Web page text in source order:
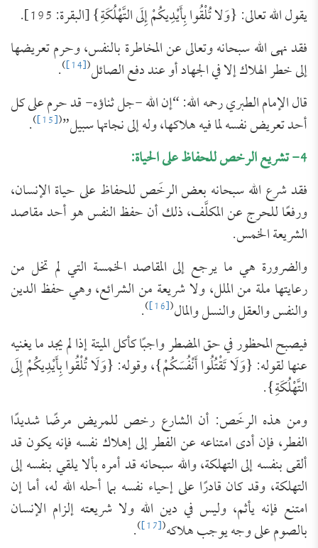
يقول الله تعالى: {وَلا تُلْقُوا بِأَيْدِيكُمْ إِلَى التَّهْلُكَةِ} [البقرة: 195].
فقد نهى الله سبحانه وتعالى عن المخاطرة بالنفس، وحرم تعريضها
إلى خطر الهلاك إلا في الجهاد أو عند دفع الصائل(
[14]
)
.
قال الإمام الطبري رحمه الله: “إن الله -جل ثناؤه- قد حرم على كل
أحد تعريض نفسه لما فيه هلاكها، وله إلى نجاتها سبيل”(
[15]
)
.
4- تشريع الرخص للحفاظ على الحياة:
فقد شرع الله سبحانه بعض الرخَص للحفاظ على حياة الإنسان،
ورفعًا للحرج عن المكلَّف، ذلك أن حفظ النفس هو أحد مقاصد
الشريعة الخمس.
والضرورة هي ما يرجع إلى المقاصد الخمسة التي لم تخل من
رعايتها ملة من الملل، ولا شريعة من الشرائع، وهي حفظ الدين
والنفس والعقل والنسل والمال(
[16]
)
.
فيصبح المحظور في حق المضطر واجبًا كأكل الميتة إذا لم يجد ما يغنيه
عنها لقوله: {وَلَا تَقْتُلُوا أَنْفُسَكُمْ}، وقوله: {وَلَا تُلْقُوا بِأَيْدِيكُمْ إِلَى
التَّهْلُكَةِ}.
ومن هذه الرخَص: أن الشارع رخص للمريض مرضًا شديدًا
الفطر، فإن أدى امتناعه عن الفطر إلى إهلاك نفسه فإنه يكون قد
ألقى بنفسه إلى التهلكة، والله سبحانه قد أمره بألا يلقي بنفسه إلى
التهلكة، وقد كان قادرًا على إحياء نفسه بما أحله الله له، أما إن
امتنع فإنه يأثم، وليس في دين الله ولا شريعته إلزام الإنسان
بالصوم على وجه يوجب هلاكه(
[17]
)
.